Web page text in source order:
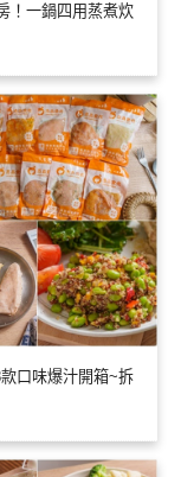
！一鍋四用蒸煮炊
口味爆汁開箱~拆